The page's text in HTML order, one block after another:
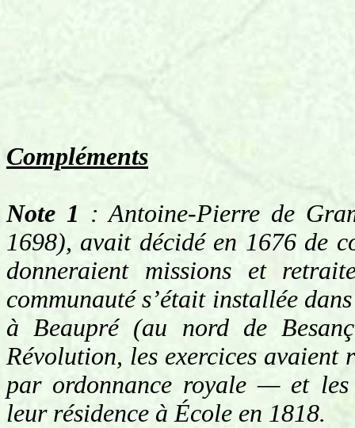
Compléments
Note 1 : Antoine-Pierre de
1698), avait décidé en 1676 de
donneraient missions et
communauté s’était installée
à Beaupré (au nord de
Révolution, les exercices
par ordonnance royale — et les
leur résidence à École en 1818.